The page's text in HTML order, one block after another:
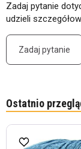
Zadaj pytanie
udzieli
Zadaj pytanie
Ostatnio